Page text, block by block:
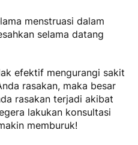
menstruasi dalam
selama datang
efektif mengurangi sakit
rasakan, maka besar
rasakan terjadi akibat
lakukan konsultasi
memburuk!